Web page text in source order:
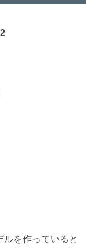
ルを作っていると